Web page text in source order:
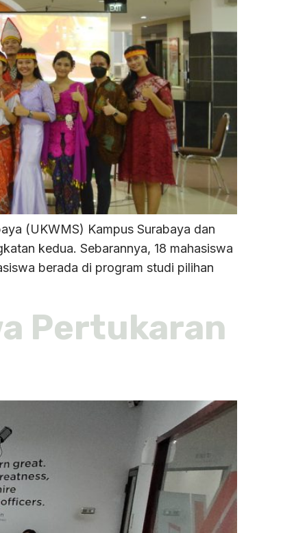
(UKWMS) Kampus Surabaya dan
kedua. Sebarannya, 18 mahasiswa
berada di program studi pilihan
Pertukaran